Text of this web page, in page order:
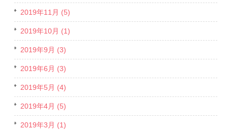
2019年11月 (5)
2019年10月 (1)
2019年9月 (3)
2019年6月 (3)
2019年5月 (4)
2019年4月 (5)
2019年3月 (1)